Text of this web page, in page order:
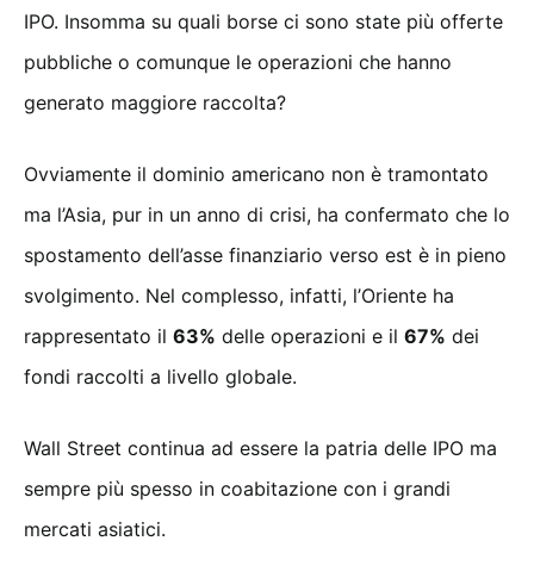
IPO. Insomma su quali borse ci sono state più offerte
pubbliche o comunque le operazioni che hanno
generato maggiore raccolta?
Ovviamente il dominio americano non è tramontato
ma l’Asia, pur in un anno di crisi, ha confermato che lo
spostamento dell’asse finanziario verso est è in pieno
svolgimento. Nel complesso, infatti, l’Oriente ha
rappresentato il 63% delle operazioni e il 67% dei
fondi raccolti a livello globale.
Wall Street continua ad essere la patria delle IPO ma
sempre più spesso in coabitazione con i grandi
mercati asiatici.